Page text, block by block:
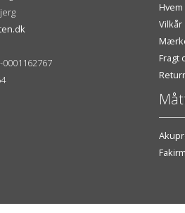
Vilkår
Fragt